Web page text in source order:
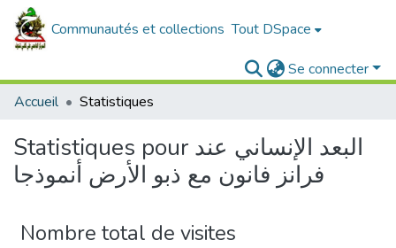
Communautés et collections Tout DSpace
Se connecter
Accueil
Statistiques
Statistiques pour البعد الإنساني عند
فرانز فانون مع ذبو الأرض أنموذجا
Nombre total de visites